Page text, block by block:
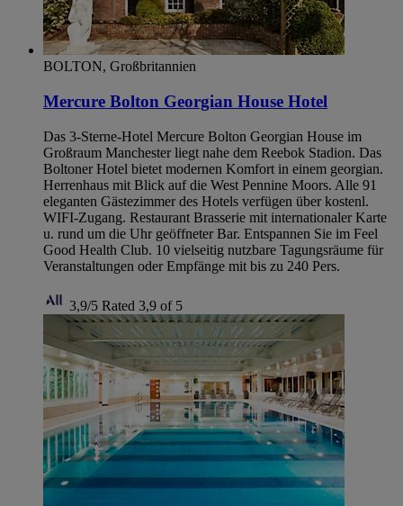
BOLTON, Großbritannien
Mercure Bolton Georgian House Hotel
Das 3-Sterne-Hotel Mercure Bolton Georgian House im
Großraum Manchester liegt nahe dem Reebok Stadion. Das
Boltoner Hotel bietet modernen Komfort in einem georgian.
Herrenhaus mit Blick auf die West Pennine Moors. Alle 91
eleganten Gästezimmer des Hotels verfügen über kostenl.
WIFI-Zugang. Restaurant Brasserie mit internationaler Karte
u. rund um die Uhr geöffneter Bar. Entspannen Sie im Feel
Good Health Club. 10 vielseitig nutzbare Tagungsräume für
Veranstaltungen oder Empfänge mit bis zu 240 Pers.
3,9/5 Rated 3,9 of 5